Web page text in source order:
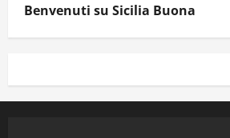
Benvenuti su Sicilia Buona